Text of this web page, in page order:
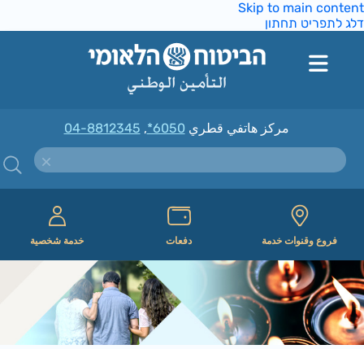
Skip to main
לתפריט תחתון
مركز هاتفي قطري*6050
,
04-8812345
فروع وقنوات خدمة دفعات خدمة شخصية